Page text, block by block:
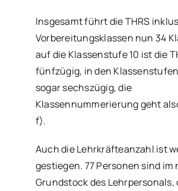
Insgesamt führt die THRS
Vorbereitungsklassen nun 34
auf die Klassenstufe 10 ist die
fünfzügig, in den
sogar sechszügig, die
Klassennummerierung geht
f).
Auch die Lehrkräfteanzahl ist
gestiegen. 77 Personen sind im
Grundstock des Lehrpersonals,